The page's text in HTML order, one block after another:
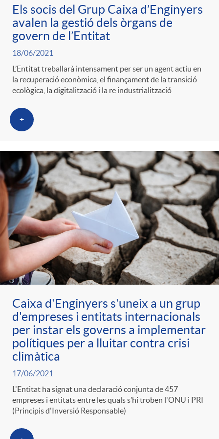
Els socis del Grup Caixa d’Enginyers
avalen la gestió dels òrgans de
govern de l’Entitat
18/06/2021
L’Entitat treballarà intensament per ser un agent actiu en
la recuperació econòmica, el finançament de la transició
ecològica, la digitalització i la re industrialització
+
Caixa d'Enginyers s'uneix a un grup
d'empreses i entitats internacionals
per instar els governs a implementar
polítiques per a lluitar contra crisi
climàtica
17/06/2021
L'Entitat ha signat una declaració conjunta de 457
empreses i entitats entre les quals s’hi troben l'ONU i PRI
(Principis d'Inversió Responsable)